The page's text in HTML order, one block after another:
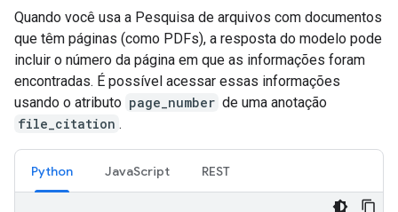
Quando você usa a Pesquisa de arquivos com documentos
que têm páginas (como PDFs), a resposta do modelo pode
incluir o número da página em que as informações foram
encontradas. É possível acessar essas informações
usando o atributo page_number de uma anotação
file_citation .
Python JavaScript REST